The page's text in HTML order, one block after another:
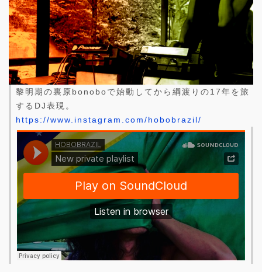
黎明期の裏原bonoboで始動してから綱渡りの17年を旅
するDJ表現。
https://www.instagram.com/hobobrazil/